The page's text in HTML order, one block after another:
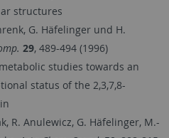
structures
G. Häfelinger und H.
29, 489-494 (1996)
studies towards an
status of the 2,3,7,8-
R. Anulewicz, G. Häfelinger, M.-